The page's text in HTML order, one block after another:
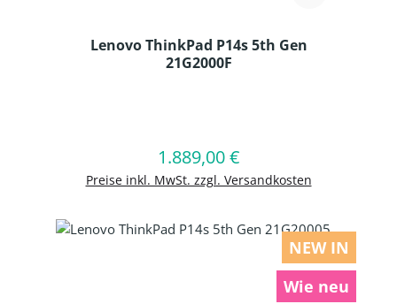
Lenovo ThinkPad P14s 5th Gen
21G2000F
Regulärer Preis:
1.889,00 €
Preise inkl. MwSt. zzgl. Versandkosten
In den Warenkorb
NEW IN
Wie neu